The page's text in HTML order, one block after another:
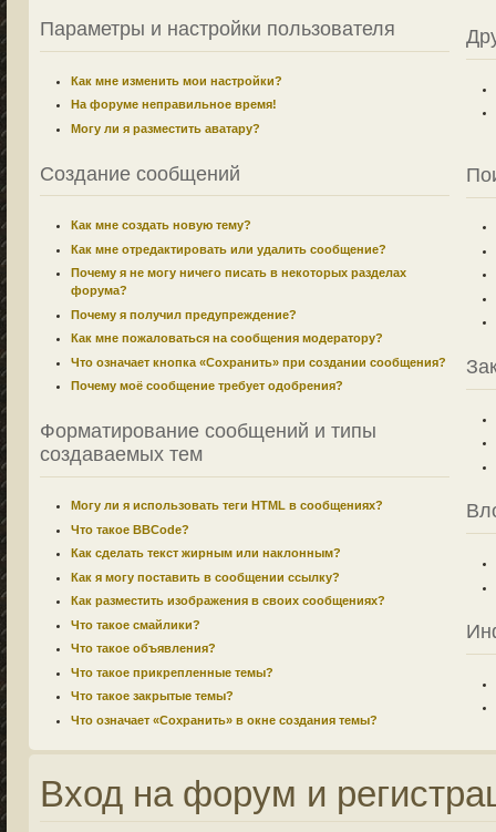
Параметры и настройки пользователя
Как мне изменить мои настройки?
На форуме неправильное время!
Могу ли я разместить аватару?
Создание сообщений
Как мне создать новую тему?
Как мне отредактировать или удалить сообщение?
Почему я не могу ничего писать в некоторых разделах
форума?
Почему я получил предупреждение?
Как мне пожаловаться на сообщения модератору?
Что означает кнопка «Сохранить» при создании сообщения?
Почему моё сообщение требует одобрения?
Форматирование сообщений и типы
создаваемых тем
Могу ли я использовать теги HTML в сообщениях?
Что такое BBCode?
Как сделать текст жирным или наклонным?
Как я могу поставить в сообщении ссылку?
Как разместить изображения в своих сообщениях?
Что такое смайлики?
Что такое объявления?
Что такое прикрепленные темы?
Что такое закрытые темы?
Что означает «Сохранить» в окне создания темы?
Вход на форум и